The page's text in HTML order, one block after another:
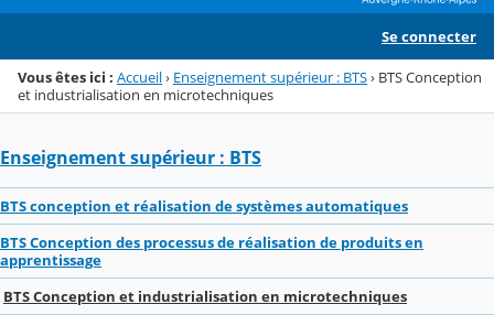
Se connecter
Vous êtes ici : Accueil› Enseignement supérieur : BTS› BTS Conception
et industrialisation en microtechniques
Enseignement supérieur : BTS
BTS conception et réalisation de systèmes automatiques
BTS Conception des processus de réalisation de produits en
apprentissage
BTS Conception et industrialisation en microtechniques